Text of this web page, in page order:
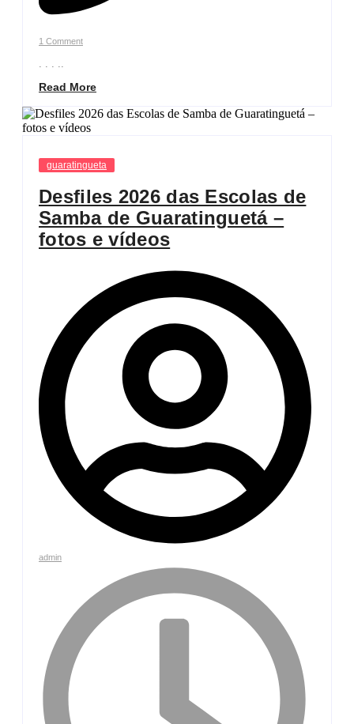
1 Comment
Read More
guaratingueta
Desfiles 2026 das Escolas de
Samba de Guaratinguetá –
fotos e vídeos
admin